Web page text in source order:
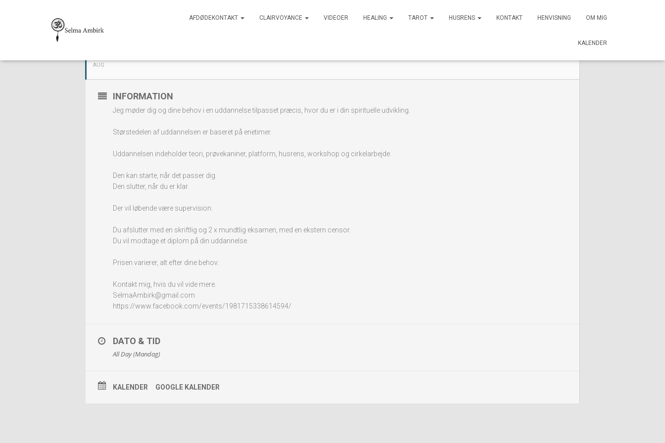
AFDØDEKONTAKT CLAIRVOYANCE VIDEOER HEALING TAROT HUSRENS KONTAKT HENVISNING OM MIG
KALENDER
AUGUST, 2022
AUG
INFORMATION
Jeg møder dig og dine behov i en uddannelse tilpasset præcis, hvor du er i din spirituelle udvikling.
Størstedelen af uddannelsen er baseret på enetimer.
Uddannelsen indeholder teori, prøvekaniner, platform, husrens, workshop og cirkelarbejde.
Den kan starte, når det passer dig.
Den slutter, når du er klar.
Der vil løbende være supervision.
Du afslutter med en skriftlig og 2 x mundtlig eksamen, med en ekstern censor.
Du vil modtage et diplom på din uddannelse.
Prisen varierer, alt efter dine behov.
Kontakt mig, hvis du vil vide mere.
SelmaAmbirk@gmail.com
https://www.facebook.com/events/1981715338614594/
DATO & TID
All Day (Mandag)
KALENDER GOOGLE KALENDER